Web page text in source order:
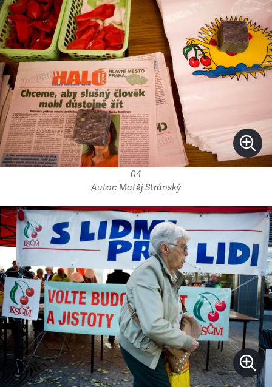
04
Autor: Matěj Stránský